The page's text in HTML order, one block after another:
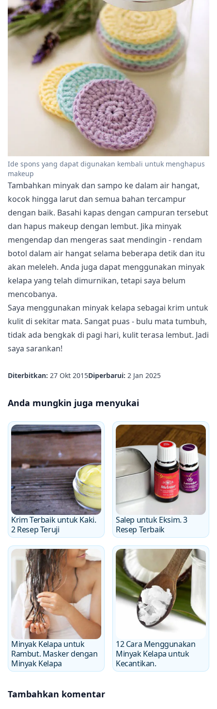
Ide spons yang dapat digunakan kembali untuk menghapus
makeup
Tambahkan minyak dan sampo ke dalam air hangat,
kocok hingga larut dan semua bahan tercampur
dengan baik. Basahi kapas dengan campuran tersebut
dan hapus makeup dengan lembut. Jika minyak
mengendap dan mengeras saat mendingin - rendam
botol dalam air hangat selama beberapa detik dan itu
akan meleleh. Anda juga dapat menggunakan minyak
kelapa yang telah dimurnikan, tetapi saya belum
mencobanya.
Saya menggunakan minyak kelapa sebagai krim untuk
kulit di sekitar mata. Sangat puas - bulu mata tumbuh,
tidak ada bengkak di pagi hari, kulit terasa lembut. Jadi
saya sarankan!
Diterbitkan: 27 Okt 2015Diperbarui: 2 Jan 2025
Anda mungkin juga menyukai
Krim Terbaik untuk Kaki.
2 Resep Teruji
Salep untuk Eksim. 3
Resep Terbaik
Minyak Kelapa untuk
Rambut. Masker dengan
Minyak Kelapa
12 Cara Menggunakan
Minyak Kelapa untuk
Kecantikan.
Tambahkan komentar